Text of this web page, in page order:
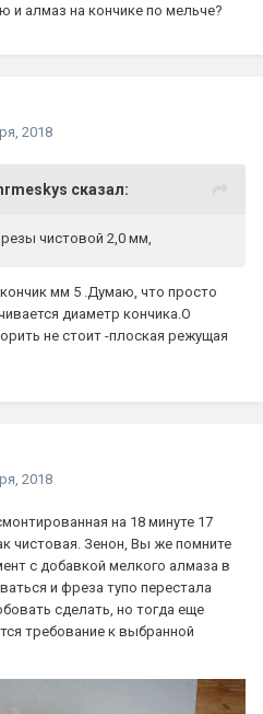
и алмаз на кончике по мельче?
2018
сказал:
чистовой 2,0 мм,
мм 5 .Думаю, что просто
диаметр кончика.О
не стоит -плоская режущая
2018
на 18 минуте 17
чистовая. Зенон, Вы же помните
с добавкой мелкого алмаза в
и фреза тупо перестала
сделать, но тогда еще
требование к выбранной